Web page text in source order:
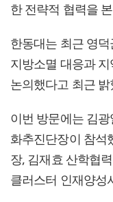
한 전략적 협력을
한동대는 최근 영
지방소멸 대응과
논의했다고 최근 밝
이번 방문에는 김
화추진단장이 참석
장, 김재효 산학협
클러스터 인재양성